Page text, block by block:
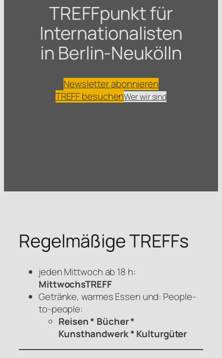
TREFFpunkt für
Internationalisten
in Berlin-Neukölln
Newsletter abonnieren
TREFF besuchenWer wir sind
Regelmäßige TREFFs
jeden Mittwoch ab 18 h:
MittwochsTREFF
Getränke, warmes Essen und: People-
to-people:
Reisen * Bücher *
Kunsthandwerk * Kulturgüter